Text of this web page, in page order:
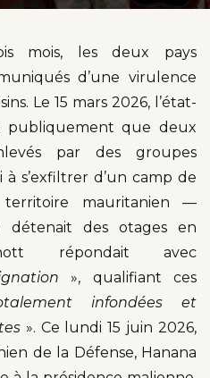
mois, les deux pays
d’une virulence
Le 15 mars 2026, l’état-
publiquement que deux
par des groupes
s’exfiltrer d’un camp de
mauritanien —
détenait des otages en
répondait avec
», qualifiant ces
infondées et
». Ce lundi 15 juin 2026,
de la Défense, Hanana